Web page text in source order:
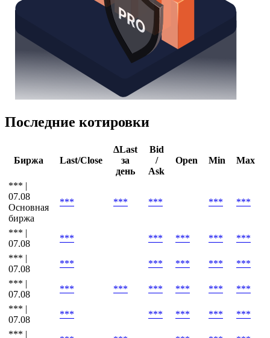
Последние котировки
Биржа Last/Close
ΔLast
за
день
Bid
/
Ask
Open Min Max
*** |
07.08
Основная
биржа
*** *** *** *** ***
*** |
07.08
*** *** *** *** ***
*** |
07.08
*** *** *** *** ***
*** |
07.08
*** *** *** *** *** ***
*** |
07.08
*** *** *** *** ***
*** |